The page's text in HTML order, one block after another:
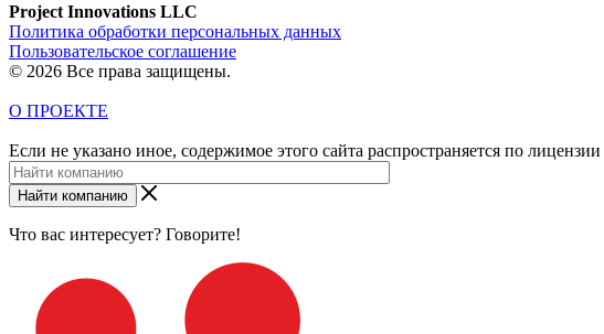
Project Innovations LLC
Политика обработки персональных данных
Пользовательское соглашение
© 2026 Все права защищены.
О ПРОЕКТЕ
Если не указано иное, содержимое этого сайта распространяется по лицензии
Найти компанию
Что вас интересует? Говорите!